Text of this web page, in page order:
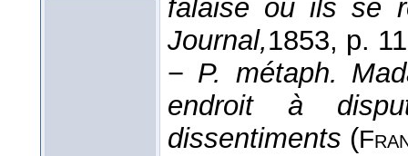
falaise où ils se
Journal,1853, p.
− P. métaph.
endroit à
dissentiments (